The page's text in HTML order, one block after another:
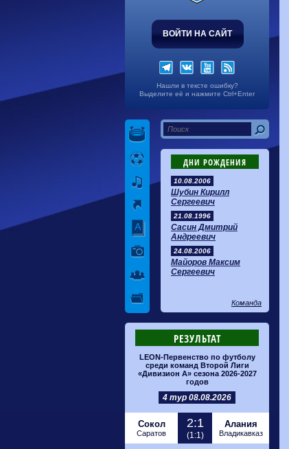
ВОЙТИ НА САЙТ
Нашли в тексте ошибку?
Выделите её и нажмите Ctrl+Enter
ДНИ РОЖДЕНИЯ
10.08.2006
Шубин Кирилл
Сергеевич
21.08.1996
Сасин Дмитрий
Андреевич
24.08.2006
Майоров Максим
Сергеевич
Команда
РЕЗУЛЬТАТ
LEON-Первенство по футболу
среди команд Второй Лиги
«Дивизион А» сезона 2026-2027
годов
4 тур 08.08.2026
Сокол
Саратов
2:1
(1:1)
Алания
Владикавказ